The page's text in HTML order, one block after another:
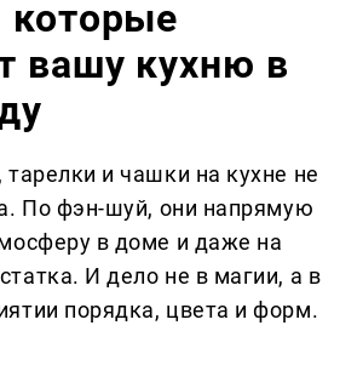
которые
вашу кухню в
и чашки на кухне не
По фэн-шуй, они напрямую
в доме и даже на
И дело не в магии, а в
порядка, цвета и форм.